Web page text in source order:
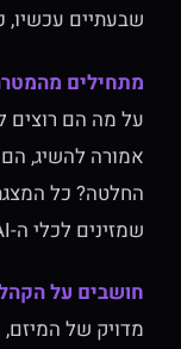
שבעתיים עכשיו,
מתחילים
על מה הם רוצים
אמורה להשיג,
החלטה? כל
שמזינים לכלי ה-AI בשורת "מטרת המצגת" בפרומפט.
חושבים על הקהל
מדויק של המיזם,